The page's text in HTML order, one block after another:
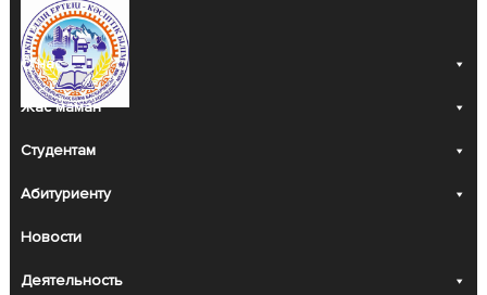
О нас
Жас маман
Студентам
Абитуриенту
Новости
Деятельность